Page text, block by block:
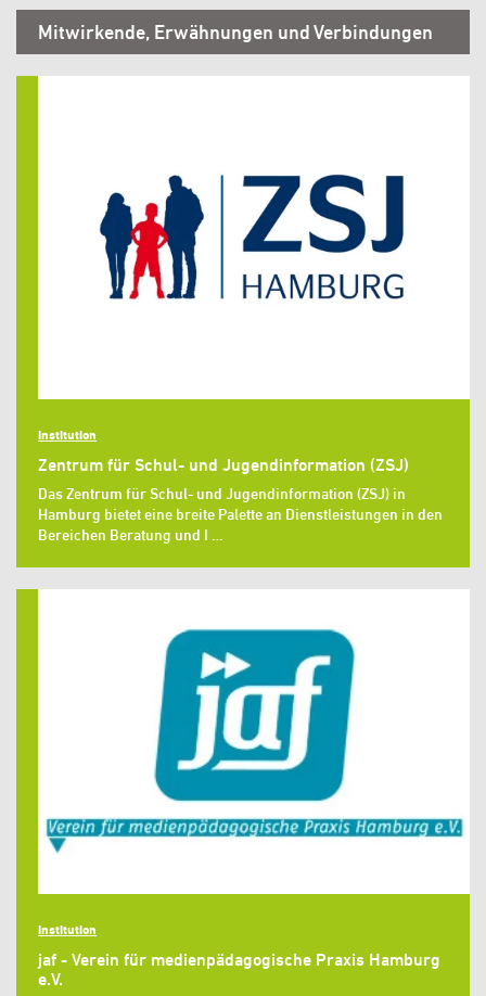
Mitwirkende, Erwähnungen und Verbindungen
Institution
Zentrum für Schul- und Jugendinformation (ZSJ)
Das Zentrum für Schul- und Jugendinformation (ZSJ) in
Hamburg bietet eine breite Palette an Dienstleistungen in den
Bereichen Beratung und I …
Institution
jaf - Verein für medienpädagogische Praxis Hamburg
e.V.